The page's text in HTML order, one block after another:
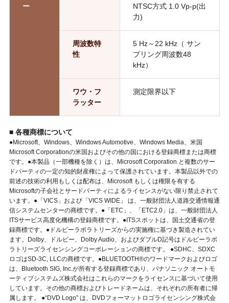
ー
NTSC方式 1.0 Vp-p(出
力)
周波数特
性
5 Hz～22 kHz（ サン
プリング周波数48
kHz）
ワウ・フ
ラッター
測定限界以下
■ 各種商標について
●Microsoft、Windows、Windows Automotive、Windows Media、米国
Microsoft Corporationの米国およびその他の国における登録商標または商標
です。●本製品（一部機種を除く）は、Microsoft Corporation と複数のサー
ドパーティの一定の知的財産権によって保護されています。本製品以外での
前述の技術の利用もしくは配布は、Microsoft もしくは権限を有する
Microsoftの子会社とサードパーティによるライセンスがない限り禁止されて
います。●「VICS」および「VICS WIDE」 は、一般財団法人道路交通情報通
信システムセンターの商標です。●「ETC」、「ETC2.0」は、一般財団法人
ITSサービス高度化機構の登録商標です。●ITSスポットは、国土交通省の登
録商標です。●ドルビーラボラトリーズからの実施権に基づき製造されてい
ます。Dolby、ドルビー、Dolby Audio、およびダブルD記号はドルビーラボ
ラトリーズライセンシングコーポレーションの商標です。 ●SDHC、SDXC
ロゴはSD-3C, LLCの商標です。●BLUETOOTH®のワードマークおよびロゴ
は、Bluetooth SIG, Inc.が所有する登録商標であり、パナソニック オートモ
ーティブシステムズ株式会社はこれらのマークをライセンスに基づいて使用
しています。その他の商標およびトレードネームは、それぞれの所有者に帰
属します。 ●“DVD Logo” は、DVDフォーマットロゴライセンシング株式会